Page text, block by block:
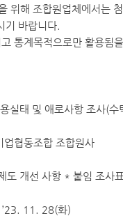
위해 조합원업체에서
바랍니다.
통계목적으로만 활용됨
실태 및 애로사항 조사(수
협동조합 조합원사
도 개선 사항 * 붙임 조사
11. 28(화)